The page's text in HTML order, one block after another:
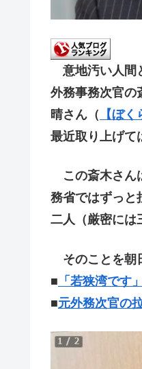
意地汚い人間
外務事務次官の
晴さん（ 【ぼ
最近取り上げて
この斎木さん
務省ではずっと
二人（厳密には
そのことを朝
■ 「若狭湾で
■元外務次官の